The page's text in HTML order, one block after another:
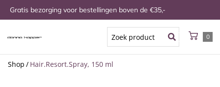
Gratis bezorging voor bestellingen boven de €35,-
0
Shop / Hair.Resort.Spray, 150 ml